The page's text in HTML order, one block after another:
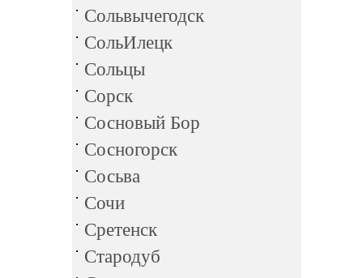
Сольвычегодск
СольИлецк
Сольцы
Сорск
Сосновый Бор
Сосногорск
Сосьва
Сочи
Сретенск
Стародуб